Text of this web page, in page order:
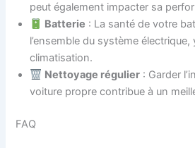
peut également impacter sa
Batterie : La santé de votre
l’ensemble du système électrique,
climatisation.
Nettoyage régulier : Garder
voiture propre contribue à un
FAQ